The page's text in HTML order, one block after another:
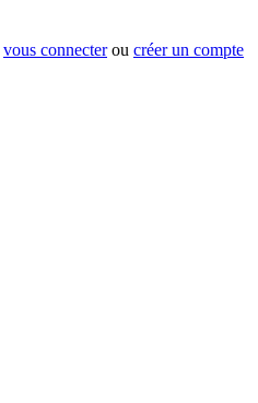
vous connecterou créer un compte